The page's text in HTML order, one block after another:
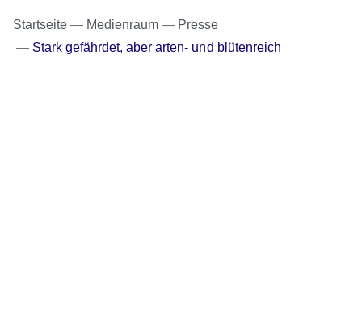
Startseite Medienraum
Presse
Stark gefährdet, aber arten- und blütenreich